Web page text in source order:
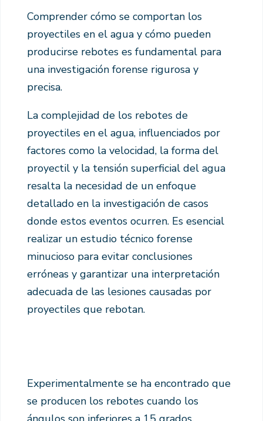
Comprender cómo se comportan los
proyectiles en el agua y cómo pueden
producirse rebotes es fundamental para
una investigación forense rigurosa y
precisa.
La complejidad de los rebotes de
proyectiles en el agua, influenciados por
factores como la velocidad, la forma del
proyectil y la tensión superficial del agua
resalta la necesidad de un enfoque
detallado en la investigación de casos
donde estos eventos ocurren. Es esencial
realizar un estudio técnico forense
minucioso para evitar conclusiones
erróneas y garantizar una interpretación
adecuada de las lesiones causadas por
proyectiles que rebotan.
Experimentalmente se ha encontrado que
se producen los rebotes cuando los